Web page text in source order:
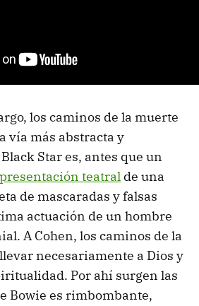
los caminos de la muerte
vía más abstracta y
Star es, antes que un
teatral de una
de mascaradas y falsas
actuación de un hombre
A Cohen, los caminos de la
necesariamente a Dios y
Por ahí surgen las
Bowie es rimbombante,